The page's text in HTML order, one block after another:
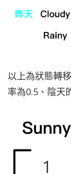
以上為狀態轉
率為0.5、陰天